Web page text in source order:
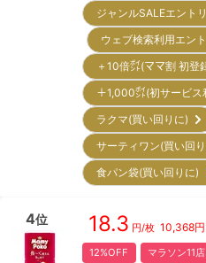
ジャンルSALEエン
ウェブ検索利用エン
＋10倍㌽(ママ割 初
＋1,000㌽(初サービ
ラクマ(買い回りに)
サーティワン(買い回
食パン袋(買い回りに)
4位 18.3 円/枚 10,368円
12%OFF マラソン11